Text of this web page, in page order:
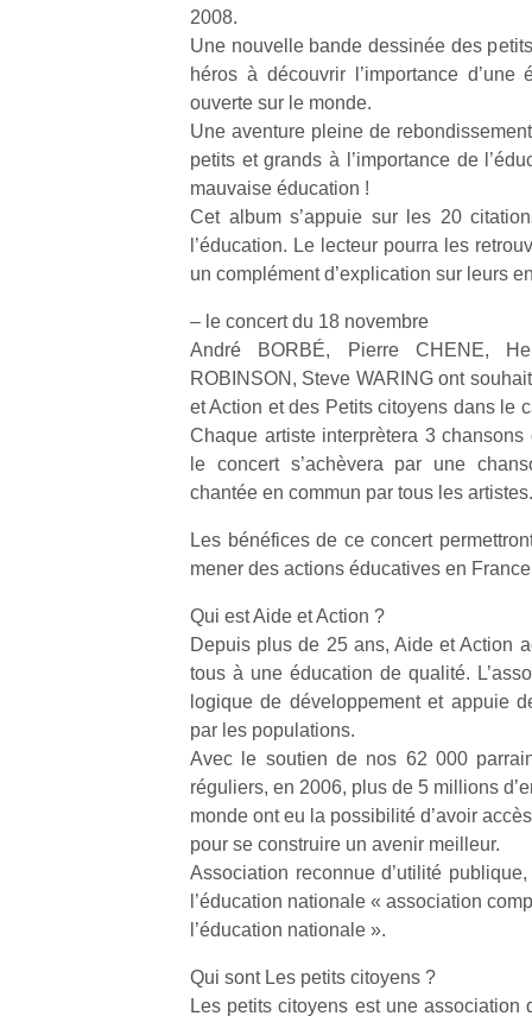
2008.
Une nouvelle bande dessinée des
héros à découvrir l’importance
ouverte sur le monde.
Une aventure pleine de
petits et grands à l’importance de
mauvaise éducation !
Cet album s’appuie sur les 20
l’éducation. Le lecteur pourra les
un complément d’explication sur leurs
– le concert du 18 novembre
André BORBÉ, Pierre CHENE,
ROBINSON, Steve WARING ont
et Action et des Petits citoyens dans le
Chaque artiste interprètera 3
le concert s’achèvera par une
chantée en commun par tous les artistes.
Les bénéfices de ce concert
mener des actions éducatives en
Qui est Aide et Action ?
Depuis plus de 25 ans, Aide et Action
tous à une éducation de qualité.
logique de développement et appuie
par les populations.
Avec le soutien de nos 62 000
réguliers, en 2006, plus de 5 millions
monde ont eu la possibilité d’avoir
pour se construire un avenir meilleur.
Association reconnue d’utilité
l’éducation nationale « association
l’éducation nationale ».
Qui sont Les petits citoyens ?
Les petits citoyens est une association
…
NextGen,
une
trottinette
mécanique
Beeper
Les
enfants
débordent
souvent
d’énergie.
Varier les
n’est pas
toujours
simple.
divertissement,
activité
Des
trampolines
grands et
les petits !
Durant les
vacances
et avec le
retour des
beaux
jours, c’est
l’occasion
rêvée
de…
de